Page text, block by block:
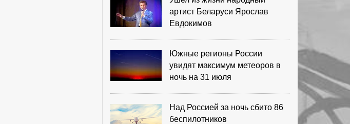
артист Беларуси Ярослав
Евдокимов
Южные регионы России
увидят максимум метеоров в
ночь на 31 июля
Над Россией за ночь сбито 86
беспилотников